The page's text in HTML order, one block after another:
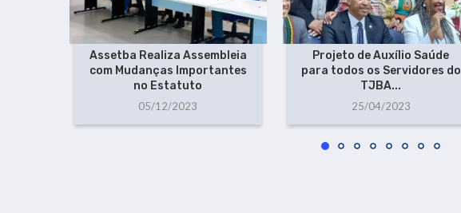
Assetba Realiza Assembleia
com Mudanças Importantes
no Estatuto
05/12/2023
Projeto de Auxílio Saúde
para todos os Servidores do
TJBA...
25/04/2023